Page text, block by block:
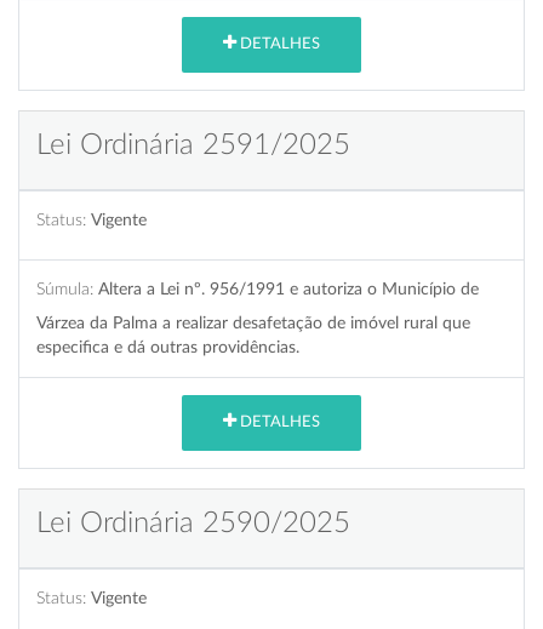
DETALHES
Lei Ordinária 2591/2025
Status: Vigente
Súmula: Altera a Lei nº. 956/1991 e autoriza o Município de
Várzea da Palma a realizar desafetação de imóvel rural que
especifica e dá outras providências.
DETALHES
Lei Ordinária 2590/2025
Status: Vigente